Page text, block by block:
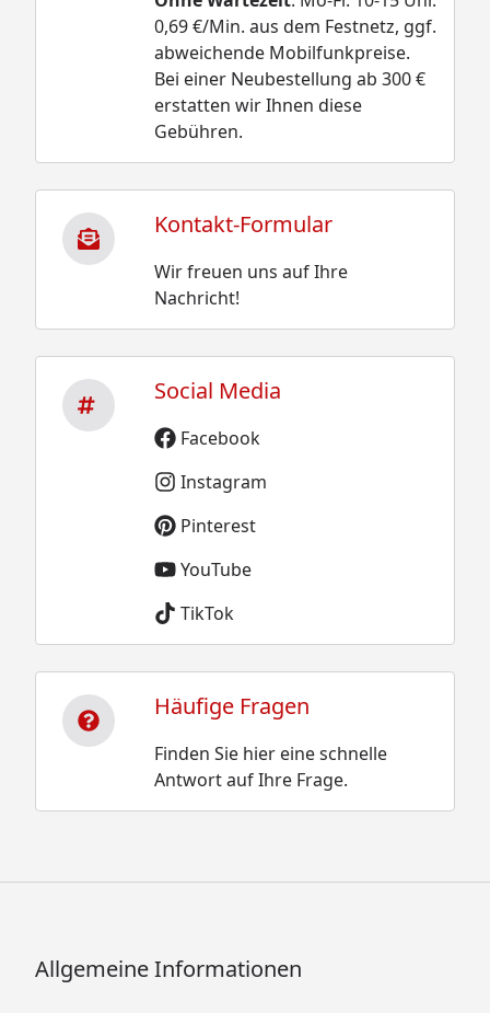
0,69 €/Min. aus dem Festnetz, ggf.
abweichende Mobilfunkpreise.
Bei einer Neubestellung ab 300 €
erstatten wir Ihnen diese
Gebühren.
Kontakt-Formular
Wir freuen uns auf Ihre
Nachricht!
Social Media
Facebook
Instagram
Pinterest
YouTube
TikTok
Häufige Fragen
Finden Sie hier eine schnelle
Antwort auf Ihre Frage.
Allgemeine Informationen